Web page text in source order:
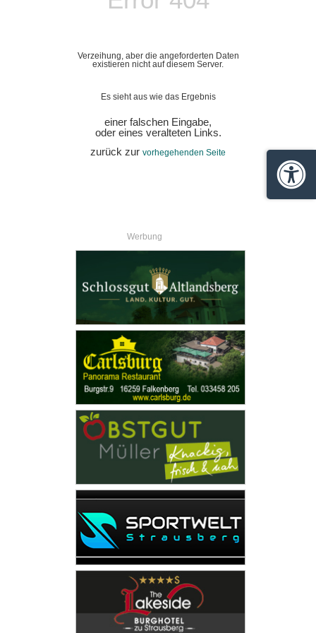
Verzeihung, aber die angeforderten Daten
existieren nicht auf diesem Server.
Es sieht aus wie das Ergebnis
einer falschen Eingabe,
oder eines veralteten Links.
zurück zur vorhegehenden Seite
Werbung